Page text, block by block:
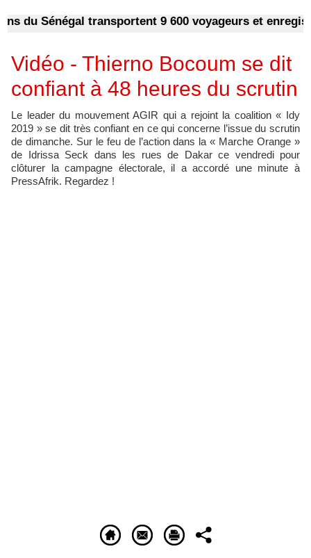
Sénégal transportent 9 600 voyageurs et
Vidéo - Thierno Bocoum se dit
confiant à 48 heures du scrutin
Le leader du mouvement AGIR qui a rejoint la coalition « Idy
2019 » se dit très confiant en ce qui concerne l’issue du scrutin
de dimanche. Sur le feu de l’action dans la « Marche Orange »
de Idrissa Seck dans les rues de Dakar ce vendredi pour
clôturer la campagne électorale, il a accordé une minute à
PressAfrik. Regardez !